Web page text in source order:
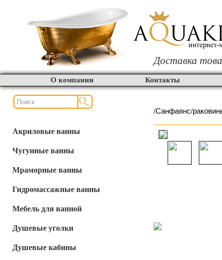
Доставка
О компании Контакты
Акриловые ванны
Чугунные ванны
Мраморные ванны
Гидромассажные ванны
Мебель для ванной
Душевые уголки
Душевые кабины
/Cанфаянс/